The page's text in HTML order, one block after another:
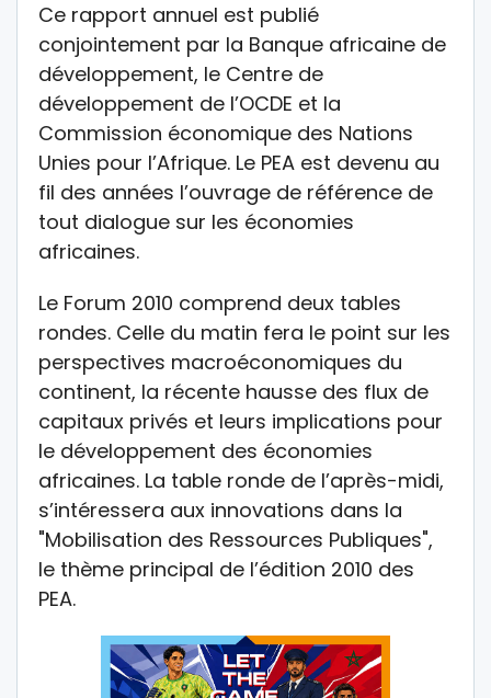
Ce rapport annuel est publié
conjointement par la Banque africaine de
développement, le Centre de
développement de l’OCDE et la
Commission économique des Nations
Unies pour l’Afrique. Le PEA est devenu au
fil des années l’ouvrage de référence de
tout dialogue sur les économies
africaines.
Le Forum 2010 comprend deux tables
rondes. Celle du matin fera le point sur les
perspectives macroéconomiques du
continent, la récente hausse des flux de
capitaux privés et leurs implications pour
le développement des économies
africaines. La table ronde de l’après-midi,
s’intéressera aux innovations dans la
"Mobilisation des Ressources Publiques",
le thème principal de l’édition 2010 des
PEA.